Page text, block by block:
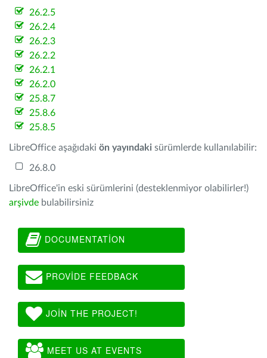
26.2.5
26.2.4
26.2.3
26.2.2
26.2.1
26.2.0
25.8.7
25.8.6
25.8.5
LibreOffice aşağıdaki ön yayındaki sürümlerde kullanılabilir:
26.8.0
LibreOffice'in eski sürümlerini (desteklenmiyor olabilirler!)
arşivde bulabilirsiniz
DOCUMENTATION
PROVIDE FEEDBACK
JOIN THE PROJECT!
MEET US AT EVENTS